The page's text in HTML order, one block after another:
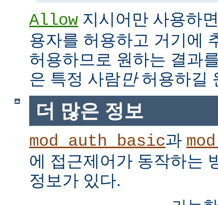
Allow 지시어만 사용하
용자를 허용하고 거기에
허용하므로 원하는 결과
은 특정 사람만허용하길
더 많은 정보
mod_auth_basic과
에 접근제어가 동작하는
정보가 있다.